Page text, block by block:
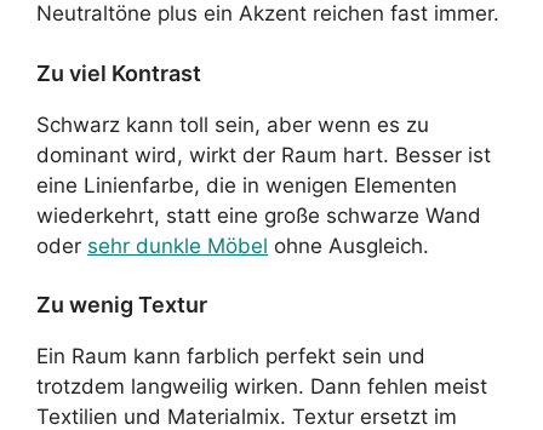
Neutraltöne plus ein Akzent reichen fast immer.
Zu viel Kontrast
Schwarz kann toll sein, aber wenn es zu
dominant wird, wirkt der Raum hart. Besser ist
eine Linienfarbe, die in wenigen Elementen
wiederkehrt, statt eine große schwarze Wand
oder sehr dunkle Möbel ohne Ausgleich.
Zu wenig Textur
Ein Raum kann farblich perfekt sein und
trotzdem langweilig wirken. Dann fehlen meist
Textilien und Materialmix. Textur ersetzt im